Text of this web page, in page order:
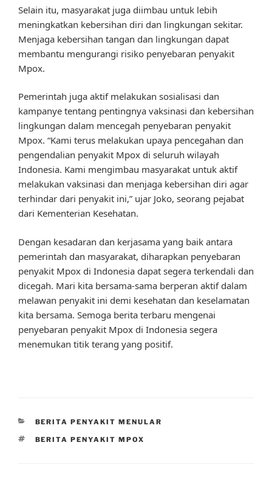
Selain itu, masyarakat juga diimbau untuk lebih
meningkatkan kebersihan diri dan lingkungan sekitar.
Menjaga kebersihan tangan dan lingkungan dapat
membantu mengurangi risiko penyebaran penyakit
Mpox.
Pemerintah juga aktif melakukan sosialisasi dan
kampanye tentang pentingnya vaksinasi dan kebersihan
lingkungan dalam mencegah penyebaran penyakit
Mpox. “Kami terus melakukan upaya pencegahan dan
pengendalian penyakit Mpox di seluruh wilayah
Indonesia. Kami mengimbau masyarakat untuk aktif
melakukan vaksinasi dan menjaga kebersihan diri agar
terhindar dari penyakit ini,” ujar Joko, seorang pejabat
dari Kementerian Kesehatan.
Dengan kesadaran dan kerjasama yang baik antara
pemerintah dan masyarakat, diharapkan penyebaran
penyakit Mpox di Indonesia dapat segera terkendali dan
dicegah. Mari kita bersama-sama berperan aktif dalam
melawan penyakit ini demi kesehatan dan keselamatan
kita bersama. Semoga berita terbaru mengenai
penyebaran penyakit Mpox di Indonesia segera
menemukan titik terang yang positif.
CATEGORIES
BERITA PENYAKIT MENULAR
TAGS
BERITA PENYAKIT MPOX